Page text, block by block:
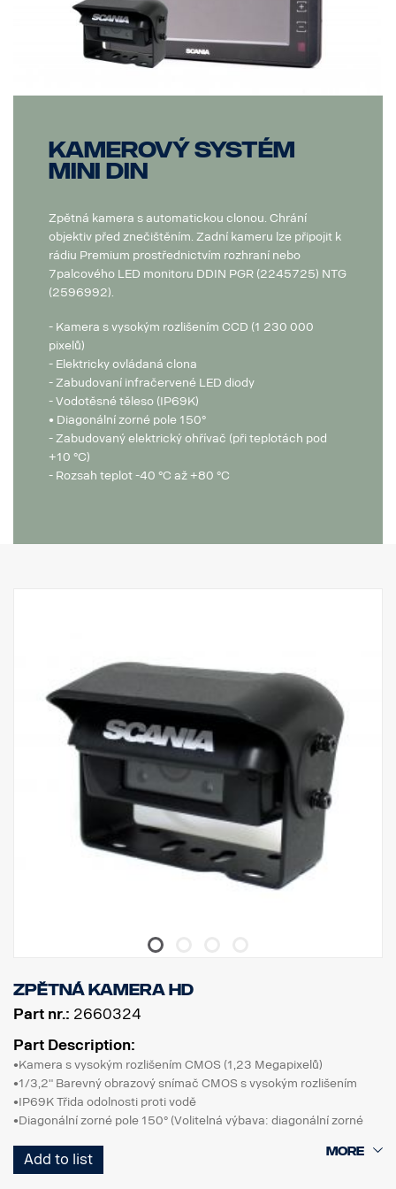
Kamerový systém
MINI DIN
Zpětná kamera s automatickou clonou. Chrání
objektiv před znečištěním. Zadní kameru lze připojit k
rádiu Premium prostřednictvím rozhraní nebo
7palcového LED monitoru DDIN PGR (2245725) NTG
(2596992).
- Kamera s vysokým rozlišením CCD (1 230 000
pixelů)
- Elektricky ovládaná clona
- Zabudovaní infračervené LED diody
- Vodotěsné těleso (IP69K)
• Diagonální zorné pole 150°
- Zabudovaný elektrický ohřívač (při teplotách pod
+10 °C)
- Rozsah teplot -40 °C až +80 °C
Zpětná kamera HD
Part nr.: 2660324
Part Description:
•Kamera s vysokým rozlišením CMOS (1,23 Megapixelů)
•1/3,2" Barevný obrazový snímač CMOS s vysokým rozlišením
•IP69K Třida odolnosti proti vodě
•Diagonální zorné pole 150° (Volitelná výbava: diagonální zorné
•Přepínání normálního/zrcadlového obrazu
•Činnost za velmi slabých světelných podmínek, zabudovaný blok
Add to list